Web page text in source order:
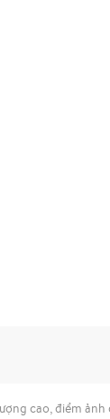
cao, điểm